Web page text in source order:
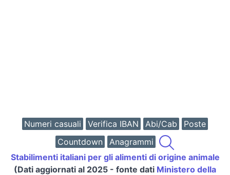
Numeri casuali Verifica IBAN Abi/Cab
Poste
Countdown
Anagrammi
Stabilimenti italiani per gli alimenti di origine animale
(Dati aggiornati al 2025 - fonte dati Ministero della